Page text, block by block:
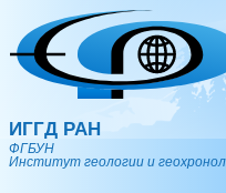
Перейти к основному
ИГГД РАН
ФГБУН
Институт геологии и